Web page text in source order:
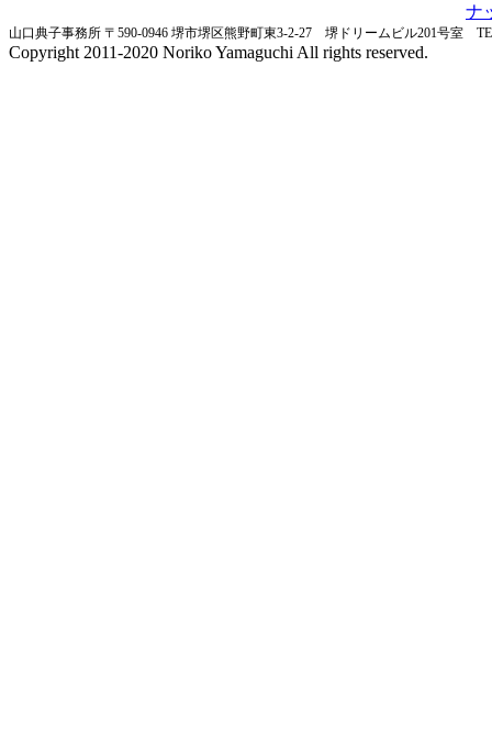
ナ
山口典子事務所 〒590-0946 堺市堺区熊野町東3-2-27 堺ドリームビル201号室
Copyright 2011-2020 Noriko Yamaguchi All rights reserved.